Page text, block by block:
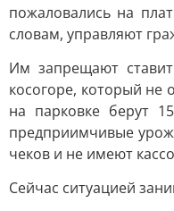
пожаловались на
словам, управляют
Им запрещают
косогоре, который не
на парковке берут
предприимчивые
чеков и не имеют
Сейчас ситуацией